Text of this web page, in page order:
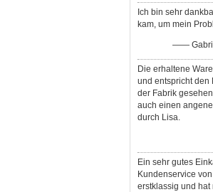
Ich bin sehr
kam, um mein
——
Die erhaltene
und entspricht den
der Fabrik
auch einen
durch Lisa.
Ein sehr gutes
Kundenservice
erstklassig und hat